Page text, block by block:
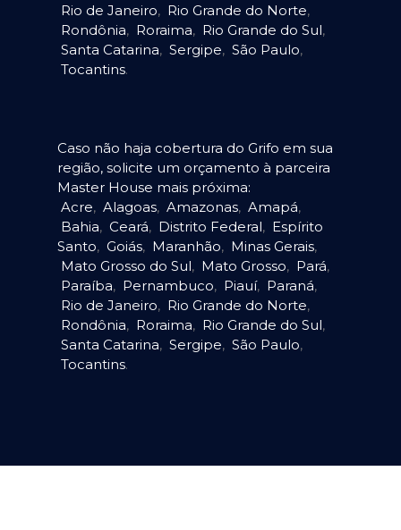
Rio de Janeiro, Rio Grande do Norte,
Rondônia, Roraima, Rio Grande do Sul,
Santa Catarina, Sergipe, São Paulo,
Tocantins.
Caso não haja cobertura do Grifo em sua
região, solicite um orçamento à parceira
Master House mais próxima:
Acre, Alagoas, Amazonas, Amapá,
Bahia, Ceará, Distrito Federal, Espírito
Santo, Goiás, Maranhão, Minas Gerais,
Mato Grosso do Sul, Mato Grosso, Pará,
Paraíba, Pernambuco, Piauí, Paraná,
Rio de Janeiro, Rio Grande do Norte,
Rondônia, Roraima, Rio Grande do Sul,
Santa Catarina, Sergipe, São Paulo,
Tocantins.